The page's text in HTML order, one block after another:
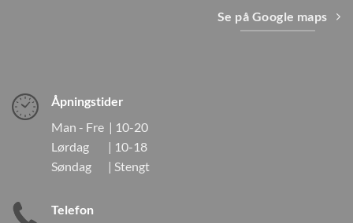
Se på Google maps
Åpningstider
Man - Fre | 10-20
Lørdag | 10-18
Søndag | Stengt
Telefon